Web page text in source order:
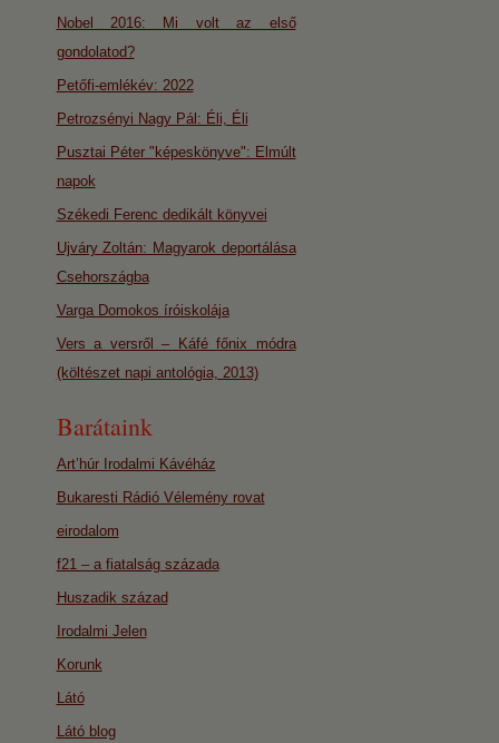
Nobel 2016: Mi volt az első
gondolatod?
Petőfi-emlékév: 2022
Petrozsényi Nagy Pál: Éli, Éli
Pusztai Péter "képeskönyve": Elmúlt
napok
Székedi Ferenc dedikált könyvei
Ujváry Zoltán: Magyarok deportálása
Csehországba
Varga Domokos íróiskolája
Vers a versről – Káfé főnix módra
(költészet napi antológia, 2013)
Barátaink
Art’húr Irodalmi Kávéház
Bukaresti Rádió Vélemény rovat
eirodalom
f21 – a fiatalság százada
Huszadik század
Irodalmi Jelen
Korunk
Látó
Látó blog